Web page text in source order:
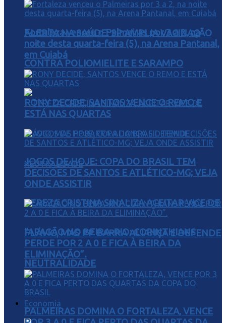
ALERTA NA SAÚDE: SP AMPLIA VACINAÇÃO
CONTRA POLIOMIELITE E SARAMPO
TEREZA CRISTINA SINALIZA ACEITAR VICE DE
FLÁVIO, MAS PP BARRA ALIANÇA E DEFENDE
NEUTRALIDADE
Economia
Fortaleza venceu o Palmeiras por 3 a 2, na
noite desta quarta-feira (5), na Arena Pantanal,
em Cuiabá
RONY DECIDE, SANTOS VENCE O REMO E
ESTÁ NAS QUARTAS
JOGOS DE HOJE: COPA DO BRASIL TEM
DECISÕES DE SANTOS E ATLÉTICO-MG; VEJA
ONDE ASSISTIR
“APAGÃO NO BEIRA-RIO: CORINTHIANS
PERDE POR 2 A 0 E FICA À BEIRA DA
ELIMINAÇÃO”.
PALMEIRAS DOMINA O FORTALEZA, VENCE